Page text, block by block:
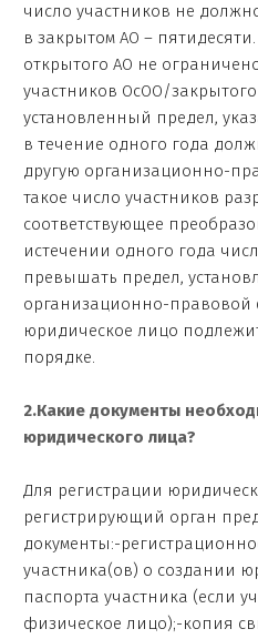
число участников не
в закрытом АО –
открытого АО не
участников ОсОО/
установленный предел,
в течение одного года
другую организационно-
такое число участников
соответствующее
истечении одного года
превышать предел,
организационно-правовой
юридическое лицо
порядке.
2.Какие документы
юридического лица?
Для регистрации
регистрирующий орган
документы:-
участника(ов) о создании
паспорта участника (если
физическое лицо);-копия